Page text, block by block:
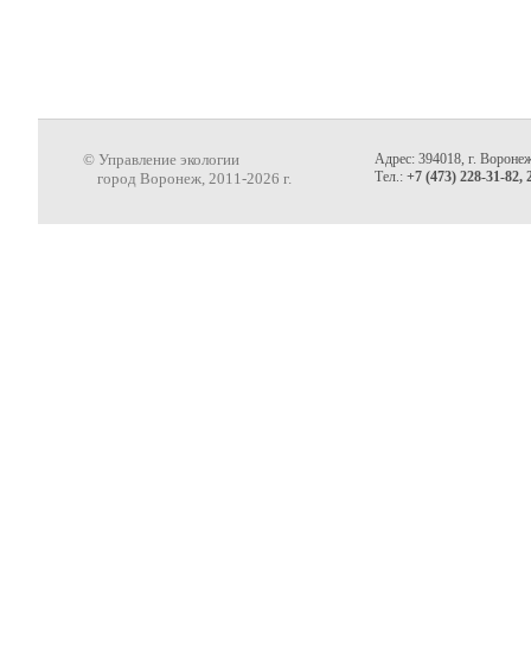
© Управление экологии
город Воронеж, 2011-2026 г.
Адрес: 394018, г.
Тел.: +7 (473) 228-31-82,